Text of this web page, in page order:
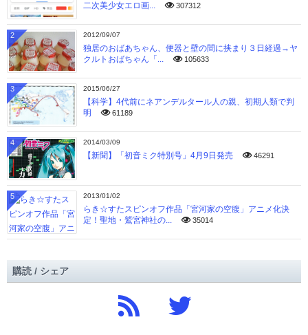
二次美少女エロ画...
307312
2012/09/07
独居のおばあちゃん、便器と壁の間に挟まり３日経過→ヤ
クルトおばちゃん「...
105633
2
2015/06/27
【科学】4代前にネアンデルタール人の親、初期人類で判
明
61189
3
2014/03/09
【新聞】「初音ミク特別号」4月9日発売 46291
4
2013/01/02
らき☆すたスピンオフ作品「宮河家の空腹」アニメ化決
定！聖地・鷲宮神社の...
35014
5
購読 / シェア